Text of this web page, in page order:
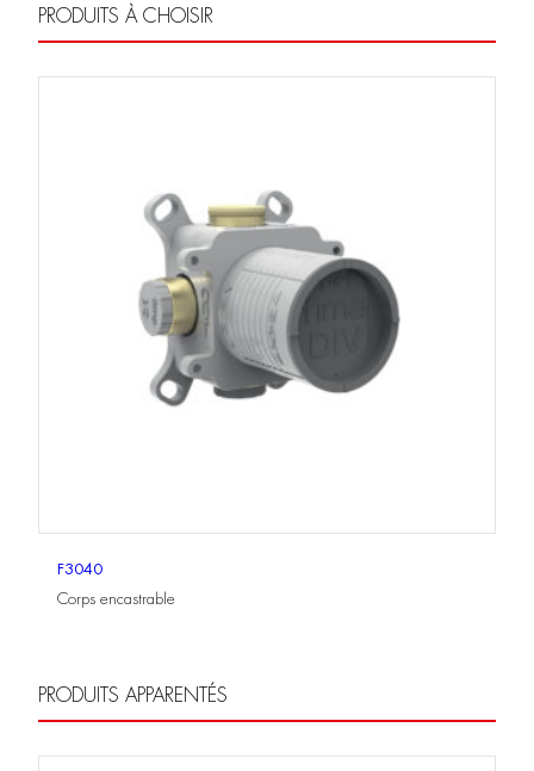
PRODUITS À CHOISIR
F3040
Corps encastrable
PRODUITS APPARENTÉS